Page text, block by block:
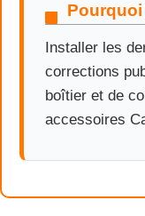
Pourquoi
Installer les
corrections
boîtier et de
accessoires